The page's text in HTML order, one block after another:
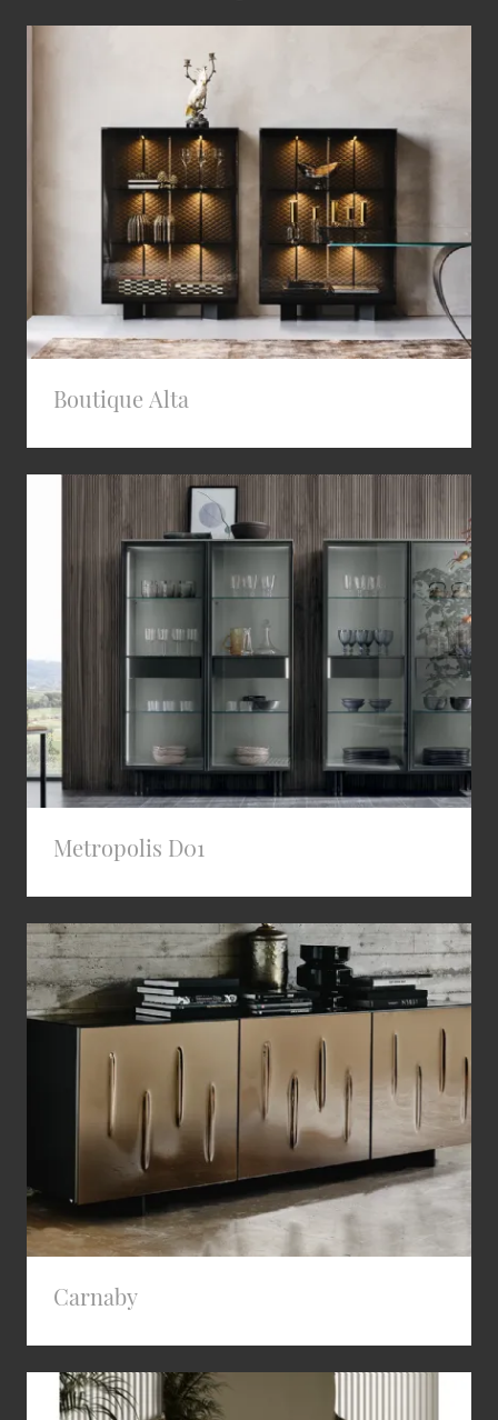
Boutique Alta
Metropolis D01
Carnaby